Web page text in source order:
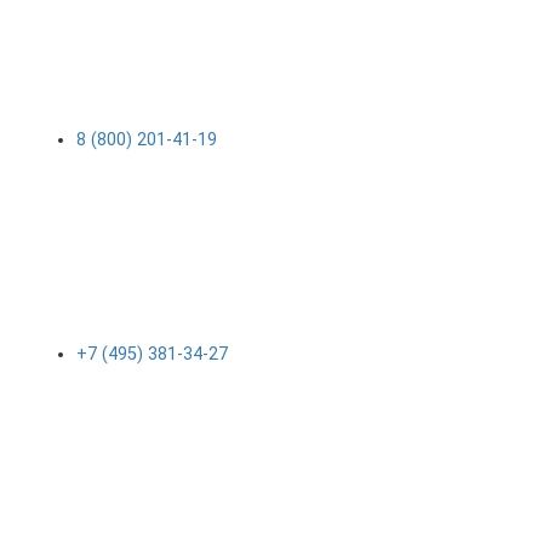
8 (800) 201-41-19
+7 (495) 381-34-27